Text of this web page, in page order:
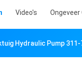
Video's Ongeveer
Hydraulic Pump